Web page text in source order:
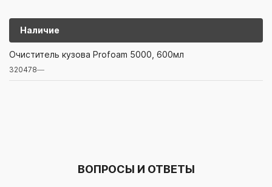
Наличие
Артикул/Бренд
320478—
Очиститель кузова Profoam 5000, 600мл
320478—
ВОПРОСЫ И ОТВЕТЫ